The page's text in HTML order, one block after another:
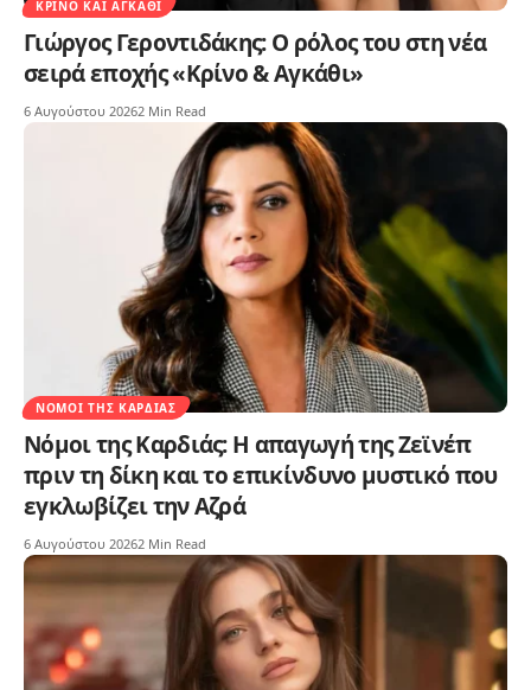
ΚΡΊΝΟ ΚΑΙ ΑΓΚΆΘΙ
Γιώργος Γεροντιδάκης: Ο ρόλος του στη νέα
σειρά εποχής «Κρίνο & Αγκάθι»
6 Αυγούστου 20262 Min Read
ΝΌΜΟΙ ΤΗΣ ΚΑΡΔΙΆΣ
Νόμοι της Καρδιάς: Η απαγωγή της Ζεϊνέπ
πριν τη δίκη και το επικίνδυνο μυστικό που
εγκλωβίζει την Αζρά
6 Αυγούστου 20262 Min Read